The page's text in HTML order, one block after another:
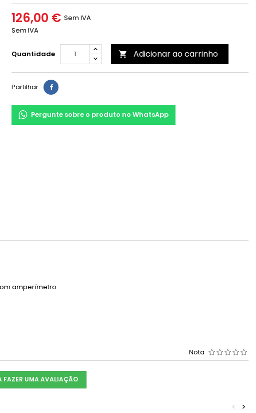
126,00 € Sem IVA
Sem IVA
Quantidade  Adicionar ao carrinho
Partilhar
Pergunte sobre o produto no WhatsApp
amperímetro.
Nota
FAZER UMA AVALIAÇÃO
>
<